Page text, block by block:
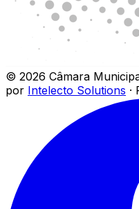
© 2026 Câmara
por Intelecto Solutions ·